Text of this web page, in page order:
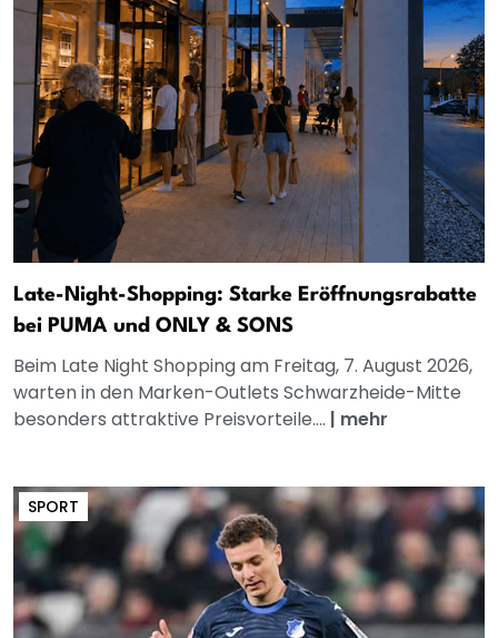
Late-Night-Shopping: Starke Eröffnungsrabatte
bei PUMA und ONLY & SONS
Beim Late Night Shopping am Freitag, 7. August 2026,
warten in den Marken-Outlets Schwarzheide-Mitte
besonders attraktive Preisvorteile.... | mehr
SPORT